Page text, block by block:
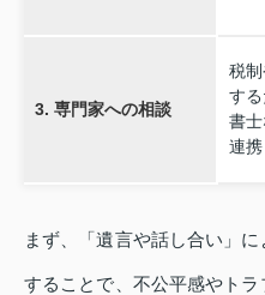
3. 専門家への相談
税
す
書
連携
まず、「遺言や話し合い」
することで、不公平感やトラ